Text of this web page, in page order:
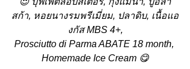
สก้า, หอยนางรมพรีเมี่ยม, ปลาดิบ, เนื้อแอ
งกัส MBS 4+,
Prosciutto di Parma ABATE 18 month,
Homemade Ice Cream 😋